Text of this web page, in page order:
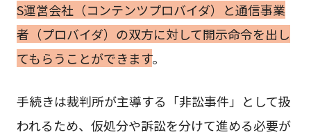
S運営会社（コンテンツプロバイダ）と通信事業
者（プロバイダ）の双方に対して開示命令を出し
てもらうことができます。
手続きは裁判所が主導する「非訟事件」として扱
われるため、仮処分や訴訟を分けて進める必要が